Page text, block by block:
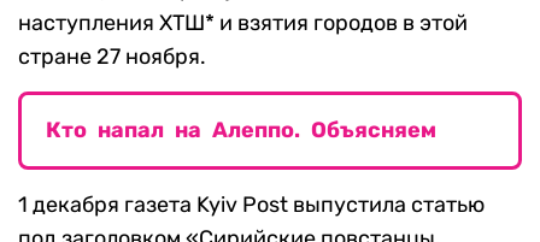
наступления ХТШ* и взятия городов в этой
стране 27 ноября.
Кто напал на Алеппо. Объясняем
1 декабря газета Kyiv Post выпустила статью